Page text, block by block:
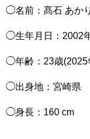
◯名前：髙石 あか
◯生年月日：2002
◯年齢：23歳(2025
◯出身地：宮崎県
◯身長：160 cm